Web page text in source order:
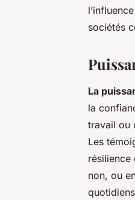
sociétés
La
la
travail ou
Les
résilience
non, ou